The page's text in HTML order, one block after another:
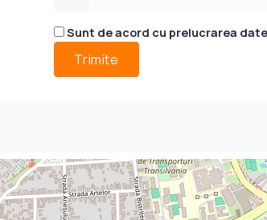
Sunt de acord cu prelucrarea